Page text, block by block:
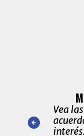
nuestro
para
Vea
interés.